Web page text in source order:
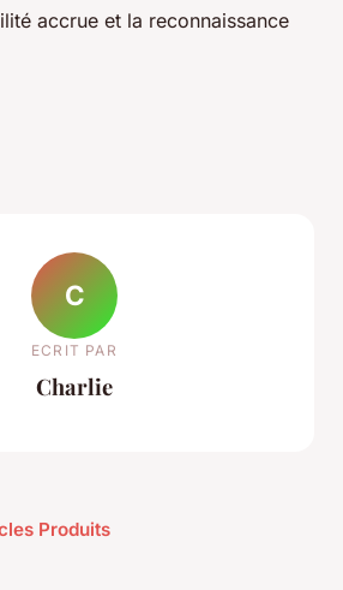
accrue et la reconnaissance
C
ECRIT PAR
Charlie
Produits